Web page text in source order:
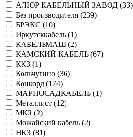
АЛЮР КАБЕЛЬНЫЙ ЗАВОД (33)
Без производителя (239)
БРЭКС (10)
Иркутсккабель (1)
КАБЕЛЬМАШ (2)
КАМСКИЙ КАБЕЛЬ (67)
ККЗ (1)
Кольчугино (36)
Конкорд (174)
МАРПОСАДКАБЕЛЬ (1)
Металлист (12)
МКЗ (2)
Можайский кабель (2)
НКЗ (81)